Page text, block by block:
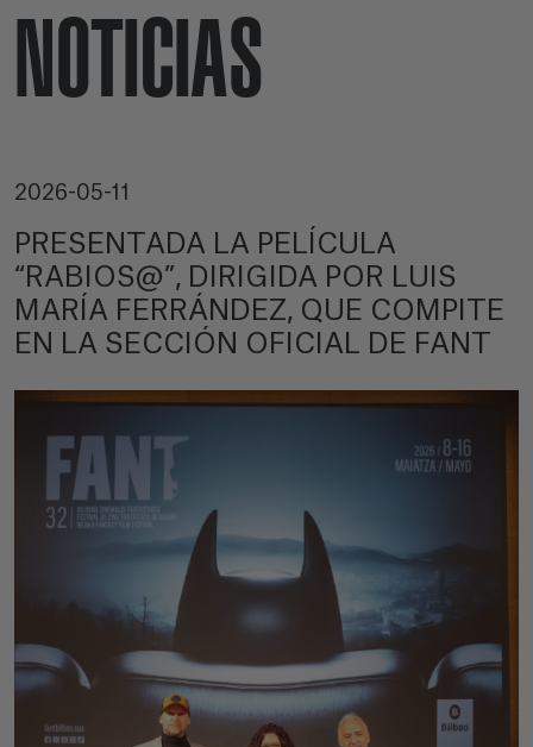
NOTICIAS
2026-05-11
PRESENTADA LA PELÍCULA
“RABIOS@”, DIRIGIDA POR LUIS
MARÍA FERRÁNDEZ, QUE COMPITE
EN LA SECCIÓN OFICIAL DE FANT